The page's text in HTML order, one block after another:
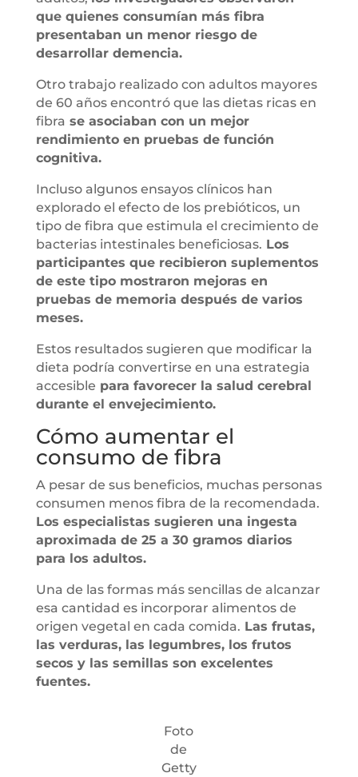
que quienes consumían más fibra
presentaban un menor riesgo de
desarrollar demencia.
Otro trabajo realizado con adultos mayores
de 60 años encontró que las dietas ricas en
fibra se asociaban con un mejor
rendimiento en pruebas de función
cognitiva.
Incluso algunos ensayos clínicos han
explorado el efecto de los prebióticos, un
tipo de fibra que estimula el crecimiento de
bacterias intestinales beneficiosas. Los
participantes que recibieron suplementos
de este tipo mostraron mejoras en
pruebas de memoria después de varios
meses.
Estos resultados sugieren que modificar la
dieta podría convertirse en una estrategia
accesible para favorecer la salud cerebral
durante el envejecimiento.
Cómo aumentar el
consumo de fibra
A pesar de sus beneficios, muchas personas
consumen menos fibra de la recomendada.
Los especialistas sugieren una ingesta
aproximada de 25 a 30 gramos diarios
para los adultos.
Una de las formas más sencillas de alcanzar
esa cantidad es incorporar alimentos de
origen vegetal en cada comida. Las frutas,
las verduras, las legumbres, los frutos
secos y las semillas son excelentes
fuentes.
Foto
de
Getty